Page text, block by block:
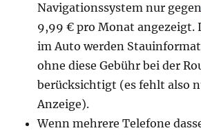
Navigationssystem nur
9,99 € pro Monat angezeigt.
im Auto werden
ohne diese Gebühr bei der
berücksichtigt (es fehlt also
Anzeige).
Wenn mehrere Telefone